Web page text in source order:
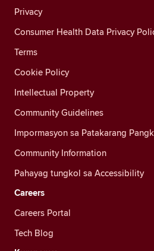
Privacy
Consumer Health Data Privacy
Terms
Cookie Policy
Intellectual Property
Community Guidelines
Impormasyon sa Patakarang
Community Information
Pahayag tungkol sa Accessibility
Careers
Careers Portal
Tech Blog